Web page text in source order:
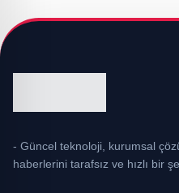
- Güncel teknoloji, kurumsal
haberlerini tarafsız ve hızlı bir